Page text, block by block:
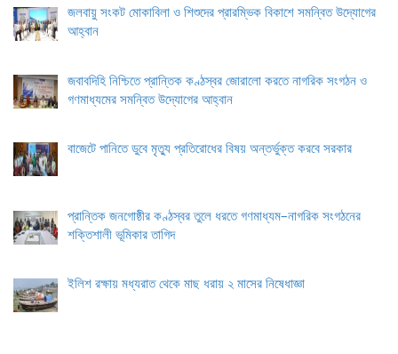
জলবায়ু সংকট মোকাবিলা ও শিশুদের প্রারম্ভিক বিকাশে সমন্বিত উদ্যোগের
আহ্বান
জবাবদিহি নিশ্চিতে প্রান্তিক কণ্ঠস্বর জোরালো করতে নাগরিক সংগঠন ও
গণমাধ্যমের সমন্বিত উদ্যোগের আহ্বান
বাজেটে পানিতে ডুবে মৃত্যু প্রতিরোধের বিষয় অন্তর্ভুক্ত করবে সরকার
প্রান্তিক জনগোষ্ঠীর কণ্ঠস্বর তুলে ধরতে গণমাধ্যম–নাগরিক সংগঠনের
শক্তিশালী ভূমিকার তাগিদ
ইলিশ রক্ষায় মধ্যরাত থেকে মাছ ধরায় ২ মাসের নিষেধাজ্ঞা